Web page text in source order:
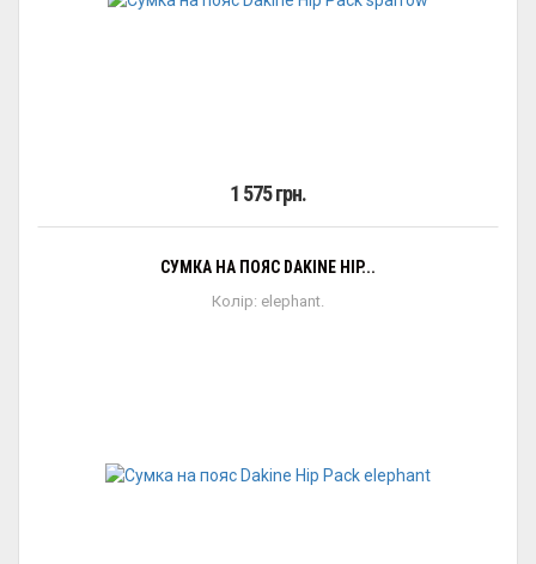
1 575 грн.
СУМКА НА ПОЯС DAKINE HIP...
Колір: elephant.